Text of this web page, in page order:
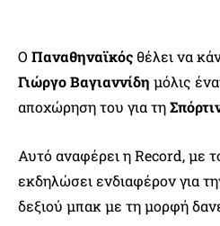
Ο Παναθηναϊκός θέλει να
Γιώργο Βαγιαννίδη μόλις
αποχώρηση του για τη
Αυτό αναφέρει η Record, με
εκδηλώσει ενδιαφέρον για
δεξιού μπακ με τη μορφή